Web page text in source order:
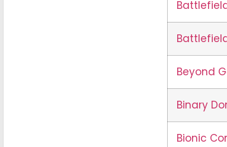
Beyond
Binary
Bionic